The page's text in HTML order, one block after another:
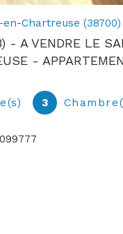
en-Chartreuse (38700)
- A VENDRE LE
-
3